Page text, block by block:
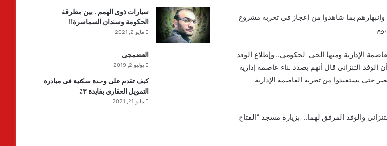
وإنبهارهم بما شاهدوا من إعجاز فى تجربة مشروع
الإدارية ومنها الحى الحكومى.. وإطلاع الوفد
التنزانى قال أنهم بصدد بناء عاصمة إدارية
حتى يستفيدوا من تجربة العاصمة الإدارية
والوفد المرفق لهما.. بزيارة مسجد “الفتاح
سيارات ذوى الهمم.. بين مطرقة
الحكومة وسندان السماسرة!!
مايو 2, 2021
العضمجى
يوليو 2, 2019
كيف تقدم على وحدة سكنية فى مبادرة
التمويل العقاري بفايدة ٣٪
مايو 21, 2021